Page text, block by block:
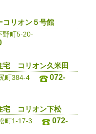
コリオン５号館
町5-20-
宅 コリオン久米田
町384-4
072-
宅 コリオン下松
町1-17-3
072-